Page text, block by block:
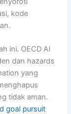
kode
ini. OECD AI
dan hazards
yang
tidak aman.
goal pursuit